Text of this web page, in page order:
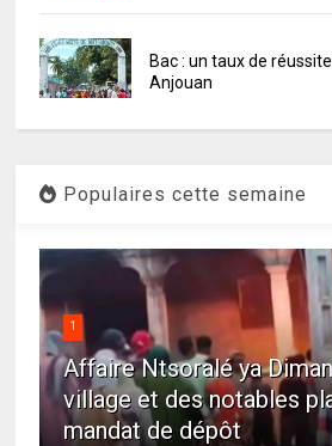
Bac : un taux de
Anjouan
Populaires cette semaine
1
Affaire Ntsoralé ya
village et des notables
mandat de dépôt